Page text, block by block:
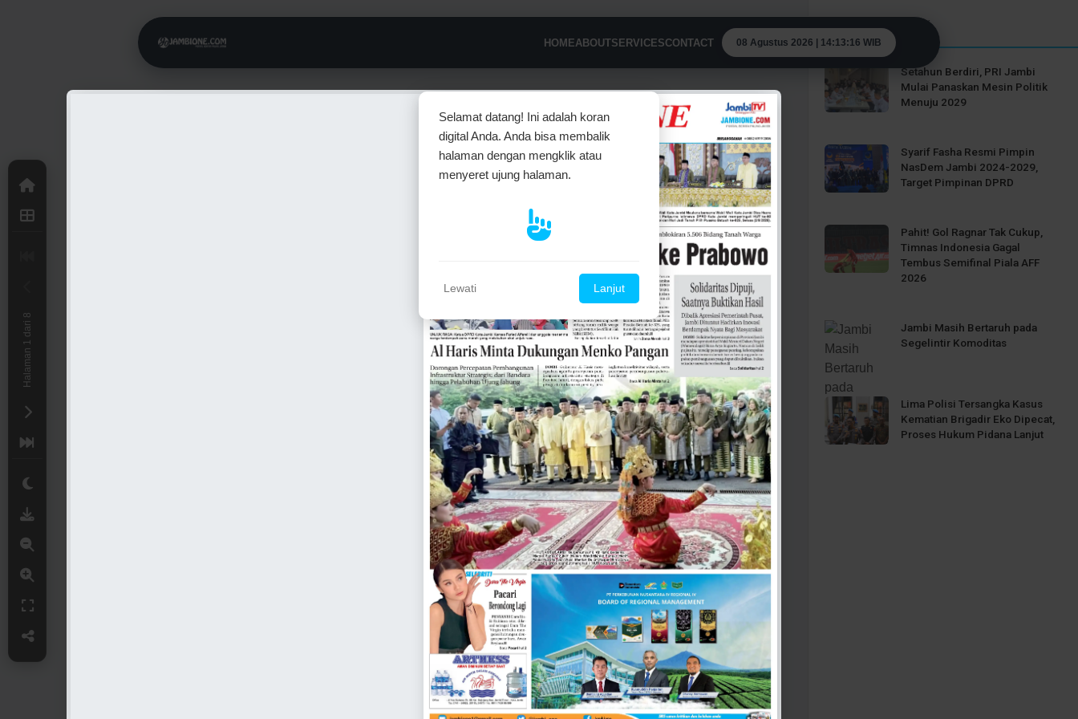
HOMEABOUTSERVICESCONTACT 08 Agustus 2026 | 14:13:16 WIB
Halaman 1 dari 8
Berita Populer
Setahun Berdiri, PRI Jambi
Mulai Panaskan Mesin Politik
Menuju 2029
Syarif Fasha Resmi Pimpin
NasDem Jambi 2024-2029,
Target Pimpinan DPRD
Pahit! Gol Ragnar Tak Cukup,
Timnas Indonesia Gagal
Tembus Semifinal Piala AFF
2026
Jambi Masih Bertaruh pada
Segelintir Komoditas
Lima Polisi Tersangka Kasus
Kematian Brigadir Eko Dipecat,
Proses Hukum Pidana Lanjut
Selamat datang! Ini adalah koran
digital Anda. Anda bisa membalik
halaman dengan mengklik atau
menyeret ujung halaman.
Lewati Lanjut